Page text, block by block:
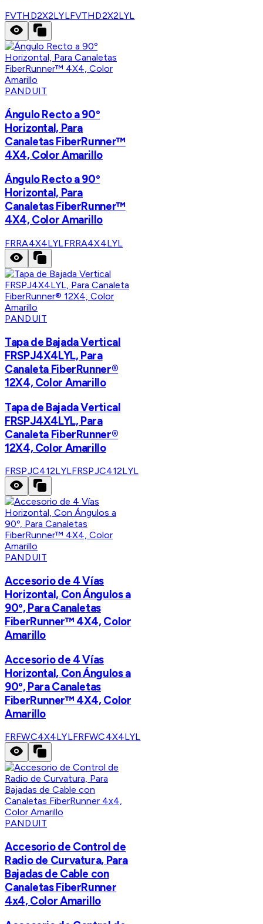
FVTHD2X2LYLFVTHD2X2LYL
PANDUIT
Ángulo Recto a 90º
Horizontal, Para
Canaletas FiberRunner™
4X4, Color Amarillo
Ángulo Recto a 90º
Horizontal, Para
Canaletas FiberRunner™
4X4, Color Amarillo
FRRA4X4LYLFRRA4X4LYL
PANDUIT
Tapa de Bajada Vertical
FRSPJ4X4LYL, Para
Canaleta FiberRunner®
12X4, Color Amarillo
Tapa de Bajada Vertical
FRSPJ4X4LYL, Para
Canaleta FiberRunner®
12X4, Color Amarillo
FRSPJC412LYLFRSPJC412LYL
PANDUIT
Accesorio de 4 Vías
Horizontal, Con Ángulos a
90º, Para Canaletas
FiberRunner™ 4X4, Color
Amarillo
Accesorio de 4 Vías
Horizontal, Con Ángulos a
90º, Para Canaletas
FiberRunner™ 4X4, Color
Amarillo
FRFWC4X4LYLFRFWC4X4LYL
PANDUIT
Accesorio de Control de
Radio de Curvatura, Para
Bajadas de Cable con
Canaletas FiberRunner
4x4, Color Amarillo